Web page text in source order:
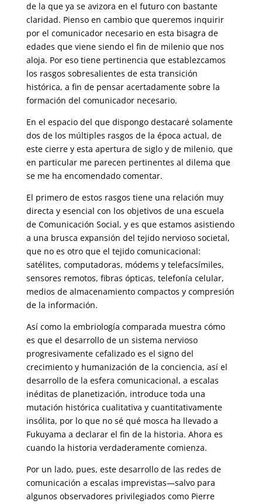
de la que ya se avizora en el futuro con bastante
claridad. Pienso en cambio que queremos inquirir
por el comunicador necesario en esta bisagra de
edades que viene siendo el fin de milenio que nos
aloja. Por eso tiene pertinencia que establezcamos
los rasgos sobresalientes de esta transición
histórica, a fin de pensar acertadamente sobre la
formación del comunicador necesario.
En el espacio del que dispongo destacaré solamente
dos de los múltiples rasgos de la época actual, de
este cierre y esta apertura de siglo y de milenio, que
en particular me parecen pertinentes al dilema que
se me ha encomendado comentar.
El primero de estos rasgos tiene una relación muy
directa y esencial con los objetivos de una escuela
de Comunicación Social, y es que estamos asistiendo
a una brusca expansión del tejido nervioso societal,
que no es otro que el tejido comunicacional:
satélites, computadoras, módems y telefacsímiles,
sensores remotos, fibras ópticas, telefonía celular,
medios de almacenamiento compactos y compresión
de la información.
Así como la embriología comparada muestra cómo
es que el desarrollo de un sistema nervioso
progresivamente cefalizado es el signo del
crecimiento y humanización de la conciencia, así el
desarrollo de la esfera comunicacional, a escalas
inéditas de planetización, introduce toda una
mutación histórica cualitativa y cuantitativamente
insólita, por lo que no sé qué mosca ha llevado a
Fukuyama a declarar el fin de la historia. Ahora es
cuando la historia verdaderamente comienza.
Por un lado, pues, este desarrollo de las redes de
comunicación a escalas imprevistas—salvo para
algunos observadores privilegiados como Pierre